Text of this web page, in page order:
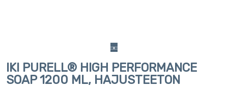
IKI PURELL® HIGH PERFORMANCE
SOAP 1200 ML, HAJUSTEETON